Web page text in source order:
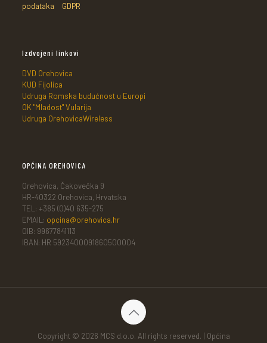
podataka
GDPR
Izdvojeni linkovi
DVD Orehovica
KUD Fijolica
Udruga Romska budućnost u Europi
OK "Mladost" Vularija
Udruga OrehovicaWireless
OPĆINA OREHOVICA
Orehovica, Čakovečka 9
HR-40322 Orehovica, Hrvatska
TEL: +385 (0)40 635-275
EMAIL: opcina@orehovica.hr
OIB: 99677841113
IBAN: HR 5923400091860500004
Copyright © 2026 MCS d.o.o. All rights reserved. | Općina